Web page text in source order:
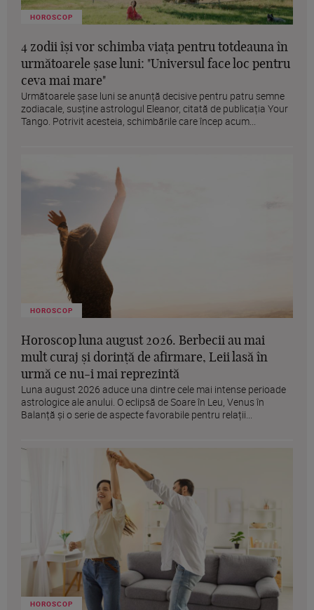
HOROSCOP
4 zodii își vor schimba viața pentru totdeauna în
următoarele șase luni: "Universul face loc pentru
ceva mai mare"
Următoarele șase luni se anunță decisive pentru patru semne
zodiacale, susține astrologul Eleanor, citată de publicația Your
Tango. Potrivit acesteia, schimbările care încep acum...
HOROSCOP
Horoscop luna august 2026. Berbecii au mai
mult curaj și dorință de afirmare, Leii lasă în
urmă ce nu-i mai reprezintă
Luna august 2026 aduce una dintre cele mai intense perioade
astrologice ale anului. O eclipsă de Soare în Leu, Venus în
Balanță și o serie de aspecte favorabile pentru relații...
HOROSCOP